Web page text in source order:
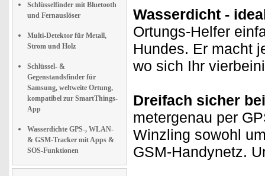
Schlüsselfinder mit Bluetooth
und Fernauslöser
Multi-Detektor für Metall,
Strom und Holz
Schlüssel- &
Gegenstandsfinder für
Samsung, weltweite Ortung,
kompatibel zur SmartThings-
App
Wasserdichte GPS-, WLAN-
& GSM-Tracker mit Apps &
SOS-Funktionen
Wasserdicht -
Ortungs-Helfer
Hundes. Er macht
wo sich Ihr
Dreifach sicher
metergenau per
Winzling sowohl
GSM-Handynetz.